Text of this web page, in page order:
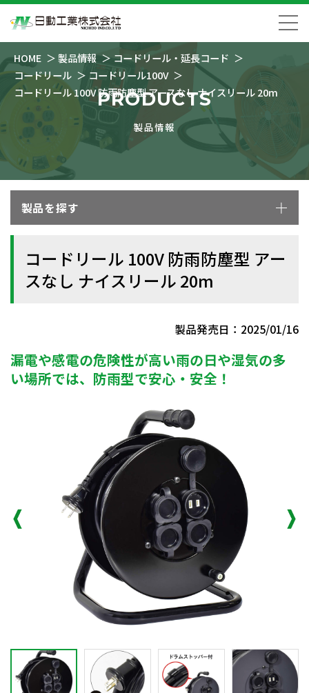
HOME 製品情報
コードリール・延長コード
コードリール
コードリール100V
コードリール 100V 防雨防塵型 アースなし ナイスリール 20m
PRODUCTS
製品情報
製品を探す
コードリール 100V 防雨防塵型 アー
スなし ナイスリール 20m
製品発売日：2025/01/16
漏電や感電の危険性が高い雨の日や湿気の多
い場所では、防雨型で安心・安全！